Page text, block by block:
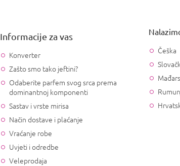
Informacije za vas
Konverter
Zašto smo tako jeftini?
Odaberite parfem svog srca prema
dominantnoj komponenti
Sastav i vrste mirisa
Način dostave i plaćanje
Vraćanje robe
Uvjeti i odredbe
Veleprodaja
Češka